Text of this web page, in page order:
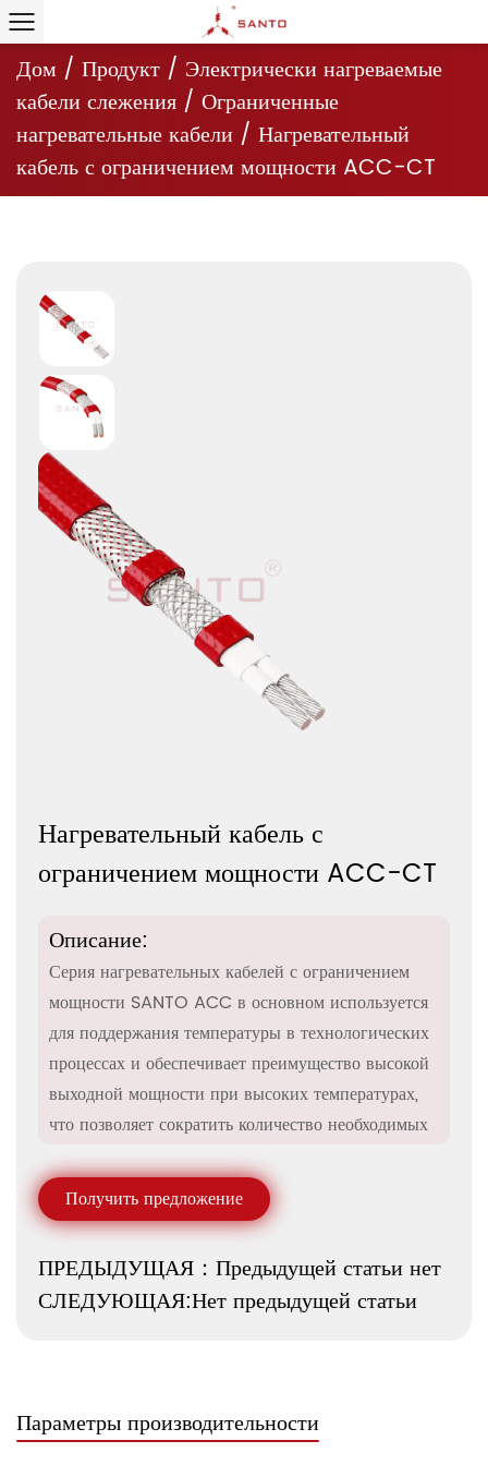
Дом / Продукт / Электрически нагреваемые
кабели слежения / Ограниченные
нагревательные кабели / Нагревательный
кабель с ограничением мощности ACC-CT
Нагревательный кабель с
ограничением мощности ACC-CT
Описание:
Серия нагревательных кабелей с ограничением
мощности SANTO ACC в основном используется
для поддержания температуры в технологических
процессах и обеспечивает преимущество высокой
выходной мощности при высоких температурах,
что позволяет сократить количество необходимых
использовать для защиты от замерзания труб и
сосудов, требующих паровой очистки. Все эти
из фторполимера, обеспечивающую
высокую химическую стойкость. Продукты ACC
дополнительное преимущество, заключающееся в
Получить предложение
ПРЕДЫДУЩАЯ：Предыдущей статьи нет
СЛЕДУЮЩАЯ:Нет предыдущей статьи
Параметры производительности